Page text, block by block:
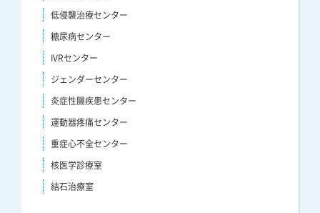
低侵襲治療センター
糖尿病センター
IVRセンター
ジェンダーセンター
炎症性腸疾患センター
運動器疼痛センター
重症心不全センター
核医学診療室
結石治療室